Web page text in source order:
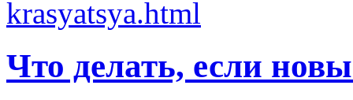
Что делать, если